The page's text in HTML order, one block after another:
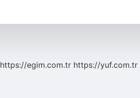
https://egim.com.tr https://yuf.com.tr